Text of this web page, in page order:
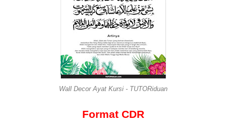
Wall Decor Ayat Kursi - TUTORiduan
Format CDR